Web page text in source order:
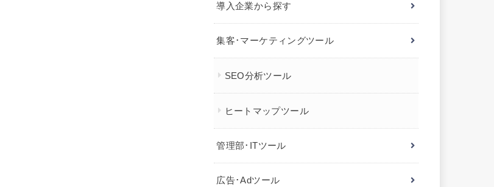
導入企業から探す
集客･マーケティングツール
SEO分析ツール
ヒートマップツール
管理部･ITツール
広告･Adツール